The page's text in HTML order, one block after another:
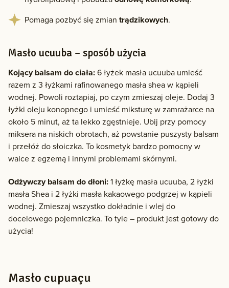
Pomaga pozbyć się zmian trądzikowych.
Masło ucuuba – sposób użycia
Kojący balsam do ciała:6 łyżek masła ucuuba umieść
razem z 3 łyżkami rafinowanego masła shea w kąpieli
wodnej. Powoli roztapiaj, po czym zmieszaj oleje. Dodaj 3
łyżki oleju konopnego i umieść miksturę w zamrażarce na
około 5 minut, aż ta lekko zgęstnieje. Ubij przy pomocy
miksera na niskich obrotach, aż powstanie puszysty balsam
i przełóż do słoiczka. To kosmetyk bardzo pomocny w
walce z egzemą i innymi problemami skórnymi.
Odżywczy balsam do dłoni:1 łyżkę masła ucuuba, 2 łyżki
masła Shea i 2 łyżki masła kakaowego podgrzej w kąpieli
wodnej. Zmieszaj wszystko dokładnie i wlej do
docelowego pojemniczka. To tyle – produkt jest gotowy do
użycia!
Masło cupuaçu